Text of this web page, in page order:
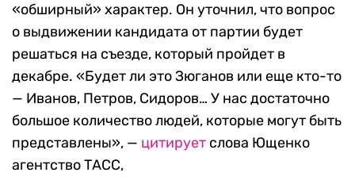
«обширный» характер. Он уточнил, что вопрос
о выдвижении кандидата от партии будет
решаться на съезде, который пройдет в
декабре. «Будет ли это Зюганов или еще кто-то
— Иванов, Петров, Сидоров… У нас достаточно
большое количество людей, которые могут быть
представлены», — цитирует слова Ющенко
агентство ТАСС,